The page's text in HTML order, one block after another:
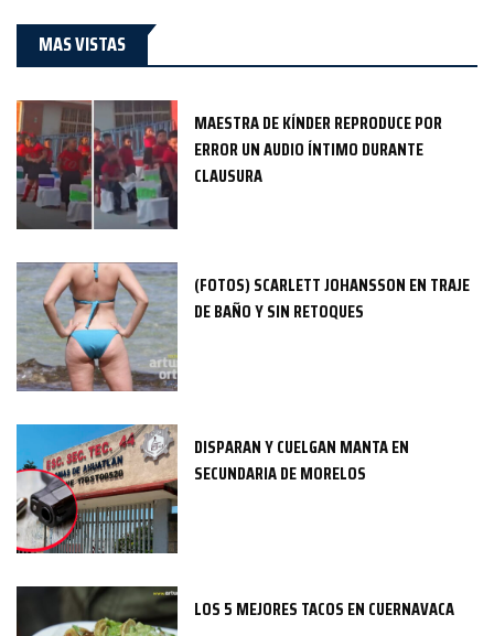
MAS VISTAS
MAESTRA DE KÍNDER REPRODUCE POR
ERROR UN AUDIO ÍNTIMO DURANTE
CLAUSURA
(FOTOS) SCARLETT JOHANSSON EN TRAJE
DE BAÑO Y SIN RETOQUES
DISPARAN Y CUELGAN MANTA EN
SECUNDARIA DE MORELOS
LOS 5 MEJORES TACOS EN CUERNAVACA